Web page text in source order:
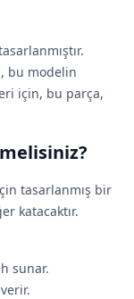
bu modelin
için, bu parça,
tasarlanmış bir
katacaktır.
sunar.